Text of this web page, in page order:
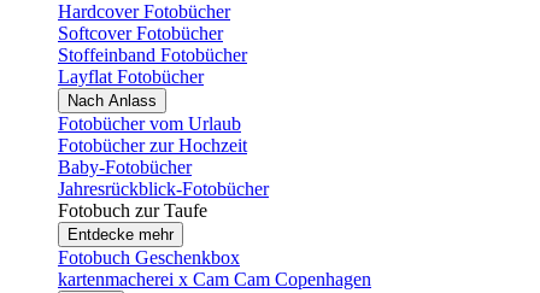
Hardcover Fotobücher
Softcover Fotobücher
Stoffeinband Fotobücher
Layflat Fotobücher
Nach Anlass
Fotobücher vom Urlaub
Fotobücher zur Hochzeit
Baby-Fotobücher
Jahresrückblick-Fotobücher
Fotobuch zur Taufe
Entdecke mehr
Fotobuch Geschenkbox
kartenmacherei x Cam Cam Copenhagen